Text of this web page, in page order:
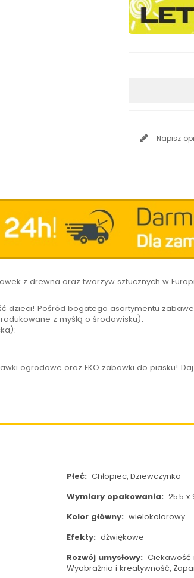
Napisz
z drewna oraz tworzyw sztucznych w
dzieci! Pośród bogatego asortymentu
z myślą o środowisku);
ogrodowe oraz EKO zabawki do piasku!
Płeć: Chłopiec, Dziewczynka
Wymiary opakowania: 25,5 x
Kolor główny: wielokolorowy
Efekty: dźwiękowe
Rozwój umysłowy: Ciekawość
Wyobraźnia i kreatywność,